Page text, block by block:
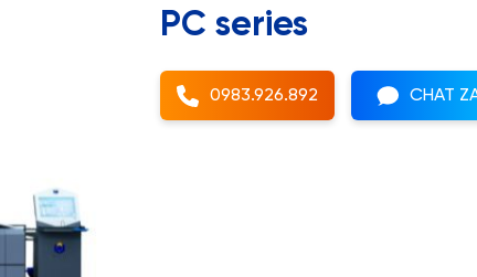
PC series
0983.926.892 CHAT